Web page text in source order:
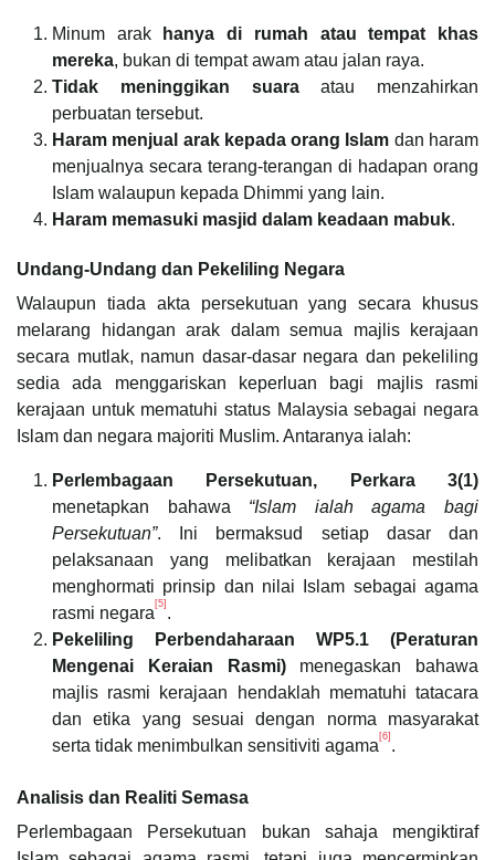
Minum arak
hanya di rumah atau tempat khas
mereka, bukan di tempat awam atau jalan raya.
Tidak meninggikan suaraatau menzahirkan
perbuatan tersebut.
Haram menjual arak kepada orang Islam dan haram
menjualnya secara terang-terangan di hadapan orang
Islam walaupun kepada Dhimmi yang lain.
Haram memasuki masjid dalam keadaan mabuk.
Undang-Undang dan Pekeliling Negara
Walaupun tiada akta persekutuan yang secara khusus
melarang hidangan arak dalam semua majlis kerajaan
secara mutlak, namun dasar-dasar negara dan pekeliling
sedia ada menggariskan keperluan bagi majlis rasmi
kerajaan untuk mematuhi status Malaysia sebagai negara
Islam dan negara majoriti Muslim. Antaranya ialah:
Perlembagaan Persekutuan, Perkara 3(1)
menetapkan bahawa “Islam ialah agama bagi
Persekutuan”. Ini bermaksud setiap dasar dan
pelaksanaan yang melibatkan kerajaan mestilah
menghormati prinsip dan nilai Islam sebagai agama
rasmi negara [5] .
Pekeliling Perbendaharaan WP5.1 (Peraturan
Mengenai Keraian Rasmi)menegaskan bahawa
majlis rasmi kerajaan hendaklah mematuhi tatacara
dan etika yang sesuai dengan norma masyarakat
serta tidak menimbulkan sensitiviti agama [6] .
Analisis dan Realiti Semasa
Perlembagaan Persekutuan bukan sahaja mengiktiraf